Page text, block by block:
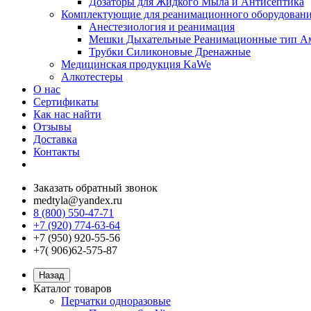
Комплектующие для реанимационного
Анестезиология и реанимация
Мешки Дыхательные Реанимационные тип
Трубки Силиконовые Дренажные
Медицинская продукция KaWe
Алкотестеры
О нас
Сертификаты
Как нас найти
Отзывы
Доставка
Контакты
Заказать обратный звонок
medtyla@yandex.ru
8 (800) 550-47-71
+7 (920) 774-63-64
+7 (950) 920-55-56
+7( 906)62-575-87
Назад
Каталог товаров
Перчатки одноразовые